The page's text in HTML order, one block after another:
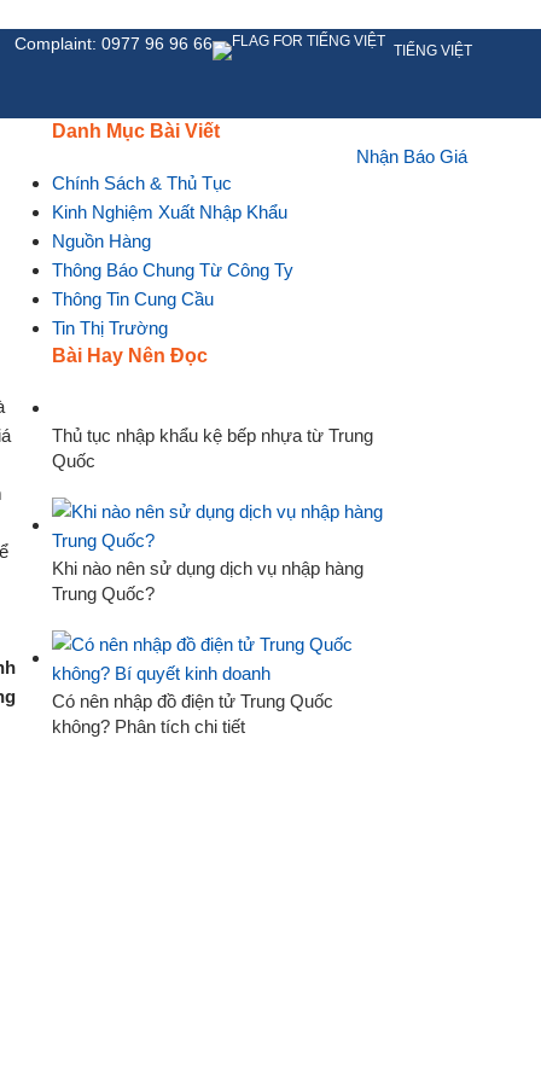
Complaint: 0977 96 96 66 TIẾNG VIỆT
Nhận Báo Giá
Danh Mục Bài Viết
Chính Sách & Thủ Tục
Kinh Nghiệm Xuất Nhập Khẩu
Nguồn Hàng
Thông Báo Chung Từ Công Ty
Thông Tin Cung Cầu
Tin Thị Trường
Bài Hay Nên Đọc
Thủ tục nhập khẩu kệ bếp nhựa từ Trung
Quốc
Khi nào nên sử dụng dịch vụ nhập hàng
Trung Quốc?
Có nên nhập đồ điện tử Trung Quốc
không? Phân tích chi tiết